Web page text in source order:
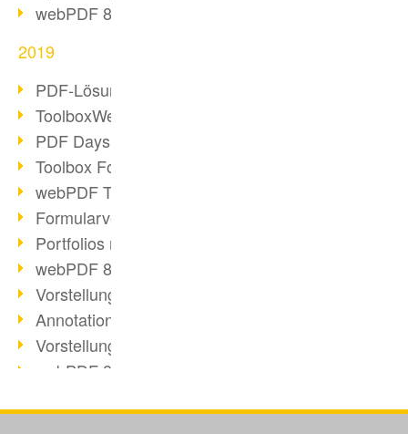
webPDF 8 Neuerungen (Teil 1)
2019
PDF-Lösung für Unternehmen
ToolboxWebService Print Operation
PDF Days 2020
Toolbox Forms Operation
webPDF Toolbox Delete
Formularverarbeitung mit webPDF
Portfolios mit webPDF erstellen
webPDF 8.0 gestartet
Vorstellung weiterer ActionTypes
AnnotationSelection Objekt
Vorstellung weiterer ActionTypes
webPDF 8: Toolbox Neuerungen
webPDF Toolbox Webservice Image